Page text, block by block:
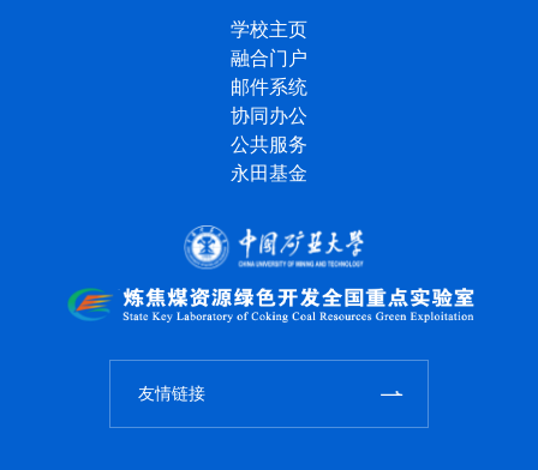
学校主页
融合门户
邮件系统
协同办公
公共服务
永田基金
友情链接